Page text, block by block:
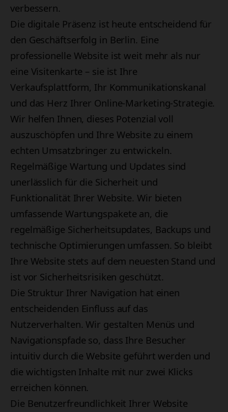
verbessern.
Die digitale Präsenz ist heute entscheidend für
den Geschäftserfolg in Berlin. Eine
professionelle Website ist weit mehr als nur
eine Visitenkarte – sie ist Ihre
Verkaufsplattform, Ihr Kommunikationskanal
und das Herz Ihrer Online-Marketing-Strategie.
Wir helfen Ihnen, dieses Potenzial voll
auszuschöpfen und Ihre Website zu einem
echten Umsatzbringer zu entwickeln.
Regelmäßige Wartung und Updates sind
unerlässlich für die Sicherheit und
Funktionalität Ihrer Website. Wir bieten
umfassende Wartungspakete an, die
regelmäßige Sicherheitsupdates, Backups und
technische Optimierungen umfassen. So bleibt
Ihre Website stets auf dem neuesten Stand und
ist vor Sicherheitsrisiken geschützt.
Die Struktur Ihrer Navigation hat einen
entscheidenden Einfluss auf das
Nutzerverhalten. Wir gestalten Menüs und
Navigationspfade so, dass Ihre Besucher
intuitiv durch die Website geführt werden und
die wichtigsten Inhalte mit nur zwei Klicks
erreichen können.
Die Benutzerfreundlichkeit Ihrer Website